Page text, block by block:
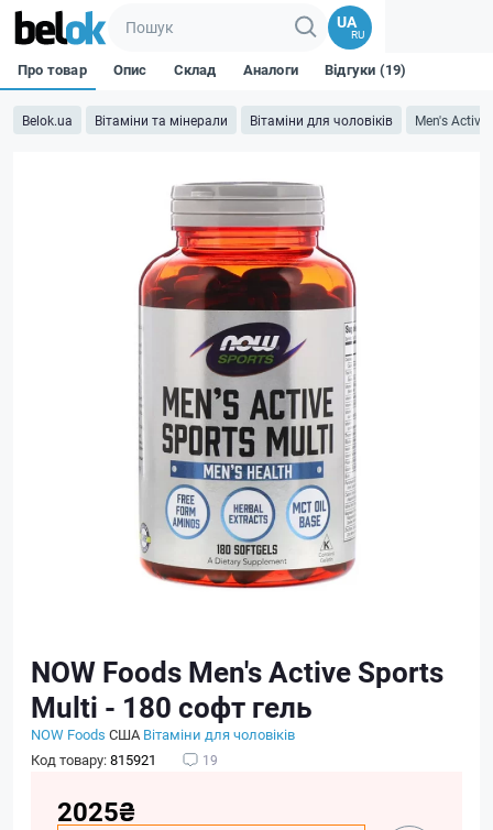
UA
RU
Belok.ua Вітаміни та мінерали Вітаміни для чоловіків Men's
Про товар Опис Склад Аналоги Відгуки (19)
NOW Foods Men's Active Sports
Multi - 180 софт гель
NOW Foods США Вітаміни для чоловіків
Код товару:815921 19
2025₴